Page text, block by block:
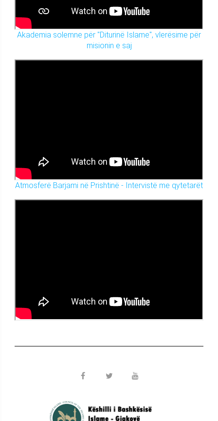
Akademia solemne për "Diturinë Islame", vlerësime për
misionin e saj
Atmosferë Barjami në Prishtinë - Intervistë me qytetarët